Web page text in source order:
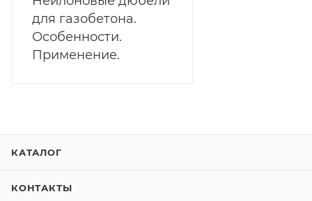
для газобетона.
Особенности.
Применение.
КАТАЛОГ
КОНТАКТЫ